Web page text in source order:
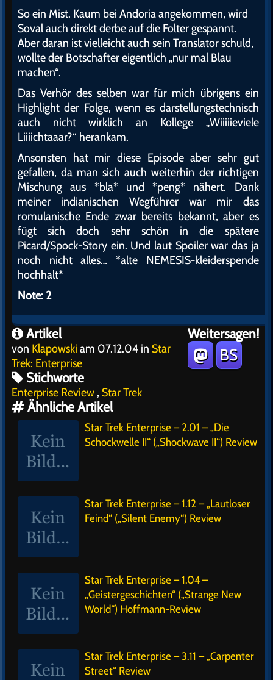
So ein Mist. Kaum bei Andoria angekommen, wird
Soval auch direkt derbe auf die Folter gespannt.
Aber daran ist vielleicht auch sein Translator schuld,
wollte der Botschafter eigentlich „nur mal Blau
machen“.
Das Verhör des selben war für mich übrigens ein
Highlight der Folge, wenn es darstellungstechnisch
auch nicht wirklich an Kollege „Wiiiiieviele
Liiiichtaaar?“ herankam.
Ansonsten hat mir diese Episode aber sehr gut
gefallen, da man sich auch weiterhin der richtigen
Mischung aus *bla* und *peng* nähert. Dank
meiner indianischen Wegführer war mir das
romulanische Ende zwar bereits bekannt, aber es
fügt sich doch sehr schön in die spätere
Picard/Spock-Story ein. Und laut Spoiler war das ja
noch nicht alles… *alte NEMESIS-kleiderspende
hochhalt*
Note: 2
Weitersagen!
BS
Artikel
von Klapowski am 07.12.04 in Star
Trek: Enterprise
Stichworte
Enterprise Review , Star Trek
Ähnliche Artikel
Star Trek Enterprise – 2.01 – „Die
Schockwelle II“ („Shockwave II“) Review
Star Trek Enterprise – 1.12 – „Lautloser
Feind“ („Silent Enemy“) Review
Star Trek Enterprise – 1.04 –
„Geistergeschichten“ („Strange New
World“) Hoffmann-Review
Star Trek Enterprise – 3.11 – „Carpenter
Street“ Review